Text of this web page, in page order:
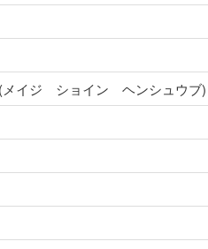
メイジ ショイン ヘンシュウブ)